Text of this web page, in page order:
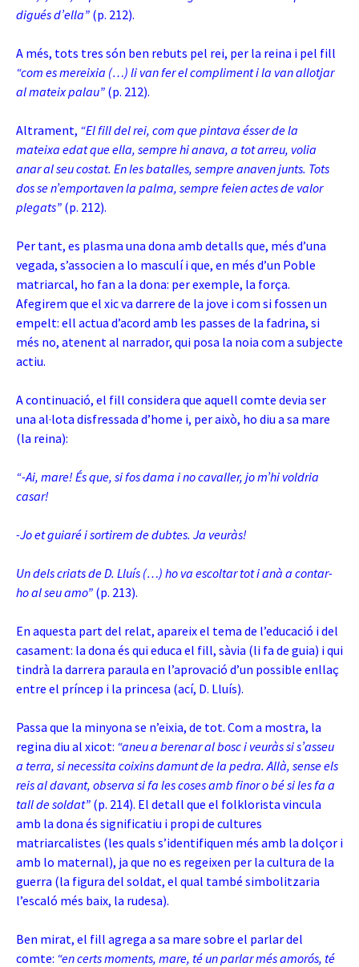
digués d’ella” (p. 212).
A més, tots tres són ben rebuts pel rei, per la reina i pel fill
“com es mereixia (…) li van fer el compliment i la van allotjar
al mateix palau” (p. 212).
Altrament, “El fill del rei, com que pintava ésser de la
mateixa edat que ella, sempre hi anava, a tot arreu, volia
anar al seu costat. En les batalles, sempre anaven junts. Tots
dos se n’emportaven la palma, sempre feien actes de valor
plegats” (p. 212).
Per tant, es plasma una dona amb detalls que, més d’una
vegada, s’associen a lo masculí i que, en més d’un Poble
matriarcal, ho fan a la dona: per exemple, la força.
Afegirem que el xic va darrere de la jove i com si fossen un
empelt: ell actua d’acord amb les passes de la fadrina, si
més no, atenent al narrador, qui posa la noia com a subjecte
actiu.
A continuació, el fill considera que aquell comte devia ser
una al·lota disfressada d’home i, per això, ho diu a sa mare
(la reina):
“-Ai, mare! És que, si fos dama i no cavaller, jo m’hi voldria
casar!
-Jo et guiaré i sortirem de dubtes. Ja veuràs!
Un dels criats de D. Lluís (…) ho va escoltar tot i anà a contar-
ho al seu amo” (p. 213).
En aquesta part del relat, apareix el tema de l’educació i del
casament: la dona és qui educa el fill, sàvia (li fa de guia) i qui
tindrà la darrera paraula en l’aprovació d’un possible enllaç
entre el príncep i la princesa (ací, D. Lluís).
Passa que la minyona se n’eixia, de tot. Com a mostra, la
regina diu al xicot: “aneu a berenar al bosc i veuràs si s’asseu
a terra, si necessita coixins damunt de la pedra. Allà, sense els
reis al davant, observa si fa les coses amb finor o bé si les fa a
tall de soldat” (p. 214). El detall que el folklorista vincula
amb la dona és significatiu i propi de cultures
matriarcalistes (les quals s’identifiquen més amb la dolçor i
amb lo maternal), ja que no es regeixen per la cultura de la
guerra (la figura del soldat, el qual també simbolitzaria
l’escaló més baix, la rudesa).
Ben mirat, el fill agrega a sa mare sobre el parlar del
comte: “en certs moments, mare, té un parlar més amorós, té